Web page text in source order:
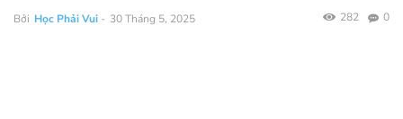
Bởi Học Phải Vui - 30 Tháng 5, 2025 0
282